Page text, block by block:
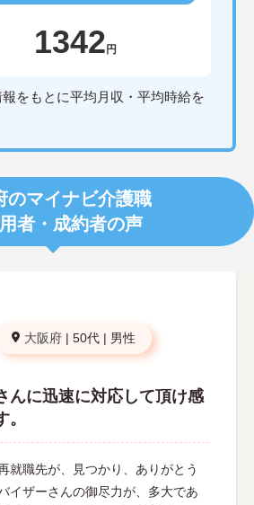
1342円
をもとに平均月収・平均時給を
のマイナビ介護職
者・成約者の声
大阪府 | 50代 | 男性
んに迅速に対応して頂け感
就職先が、見つかり、ありがとう
イザーさんの御尽力が、多大であ